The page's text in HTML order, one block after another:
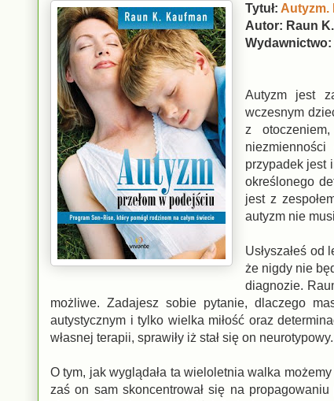
Tytuł: Autyzm.
Autor: Raun
Autyzm jest
wczesnym
z
przypadek jest
określonego
jest z
autyzm nie
Usłyszałeś
że nigdy nie
diagnozie.
możliwe. Zadajesz sobie pytanie, dlaczego
autystycznym i tylko wielka miłość oraz
własnej terapii, sprawiły iż stał się on neurotypowy.
O tym, jak wyglądała ta wieloletnia walka
zaś on sam skoncentrował się na